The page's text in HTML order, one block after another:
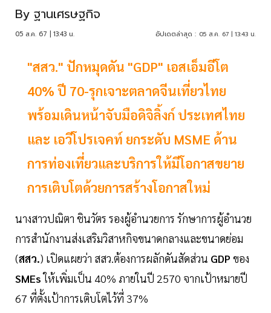
By ฐานเศรษฐกิจ
05 ส.ค. 67 | 13:43 น. อัปเดตล่าสุด : 05 ส.ค. 67 | 13:43 น.
"สสว." ปักหมุดดัน "GDP" เอสเอ็มอีโต
40% ปี 70-รุกเจาะตลาดจีนเที่ยวไทย
พร้อมเดินหน้าจับมือดิจิลิ้งก์ ประเทศไทย
และ เอวีโปรเจคท์ ยกระดับ MSME ด้าน
การท่องเที่ยวและบริการให้มีโอกาสขยาย
การเติบโตด้วยการสร้างโอกาสใหม่
นางสาวปณิตา ชินวัตร รองผู้อำนวยการ รักษาการผู้อำนวย
การสำนักงานส่งเสริมวิสาหกิจขนาดกลางและขนาดย่อม
(สสว.) เปิดแผยว่า สสว.ต้องการผลักดันสัดส่วน GDP ของ
SMEsให้เพิ่มเป็น 40% ภายในปี 2570 จากเป้าหมายปี
67 ที่ตั้งเป้าการเติบโตไว้ที่ 37%